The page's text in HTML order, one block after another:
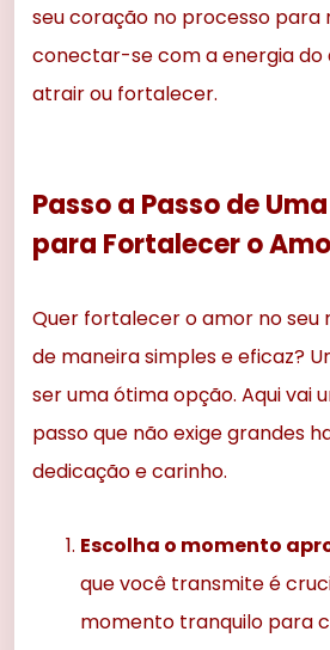
seu coração no processo
conectar-se com a energia do
atrair ou fortalecer.
Passo a Passo de
para Fortalecer o
Quer fortalecer o amor no seu
de maneira simples e eficaz?
ser uma ótima opção. Aqui vai
passo que não exige grandes
dedicação e carinho.
Escolha o momento
que você transmite é
momento tranquilo para